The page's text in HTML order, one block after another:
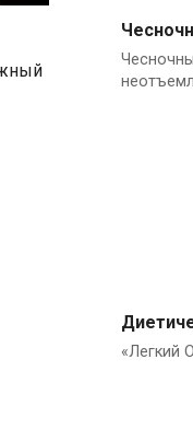
Чеснок
Соусы
«Легкий